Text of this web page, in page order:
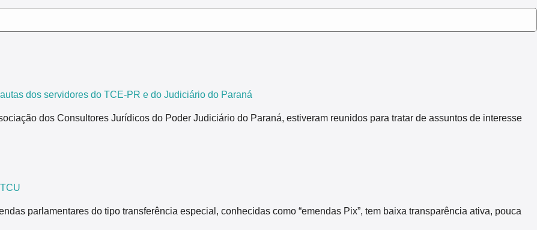
dos servidores do TCE-PR e do Judiciário do Paraná
dos Consultores Jurídicos do Poder Judiciário do Paraná, estiveram reunidos para tratar de assuntos de interesse
parlamentares do tipo transferência especial, conhecidas como “emendas Pix”, tem baixa transparência ativa, pouca